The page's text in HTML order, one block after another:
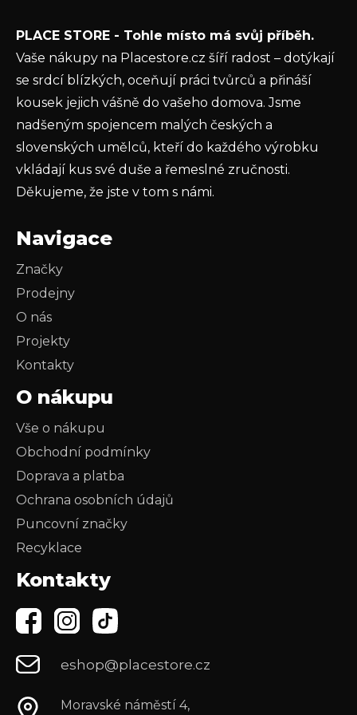
ochrany osobních údajů
PŘIHLÁSIT SE
PLACE STORE - Tohle místo má svůj příběh.
Vaše nákupy na Placestore.cz šíří radost – dotýkají
se srdcí blízkých, oceňují práci tvůrců a přináší
kousek jejich vášně do vašeho domova. Jsme
nadšeným spojencem malých českých a
slovenských umělců, kteří do každého výrobku
vkládají kus své duše a řemeslné zručnosti.
Děkujeme, že jste v tom s námi.
Navigace
Značky
Prodejny
O nás
Projekty
Kontakty
O nákupu
Vše o nákupu
Obchodní podmínky
Doprava a platba
Ochrana osobních údajů
Puncovní značky
Recyklace
Kontakty
eshop@placestore.cz
Moravské náměstí 4,